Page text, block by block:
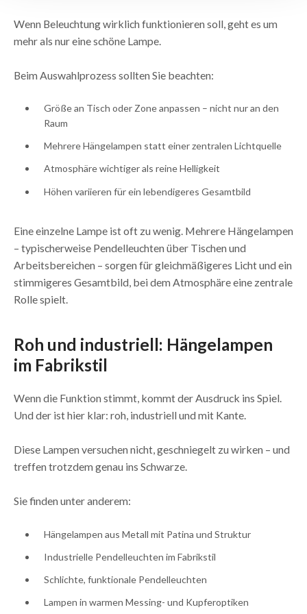
Wenn Beleuchtung wirklich funktionieren soll, geht es um
mehr als nur eine schöne Lampe.
Beim Auswahlprozess sollten Sie beachten:
Größe an Tisch oder Zone anpassen – nicht nur an den
Raum
Mehrere Hängelampen statt einer zentralen Lichtquelle
Atmosphäre wichtiger als reine Helligkeit
Höhen variieren für ein lebendigeres Gesamtbild
Eine einzelne Lampe ist oft zu wenig. Mehrere Hängelampen
– typischerweise Pendelleuchten über Tischen und
Arbeitsbereichen – sorgen für gleichmäßigeres Licht und ein
stimmigeres Gesamtbild, bei dem Atmosphäre eine zentrale
Rolle spielt.
Roh und industriell: Hängelampen
im Fabrikstil
Wenn die Funktion stimmt, kommt der Ausdruck ins Spiel.
Und der ist hier klar: roh, industriell und mit Kante.
Diese Lampen versuchen nicht, geschniegelt zu wirken – und
treffen trotzdem genau ins Schwarze.
Sie finden unter anderem:
Hängelampen aus Metall mit Patina und Struktur
Industrielle Pendelleuchten im Fabrikstil
Schlichte, funktionale Pendelleuchten
Lampen in warmen Messing- und Kupferoptiken